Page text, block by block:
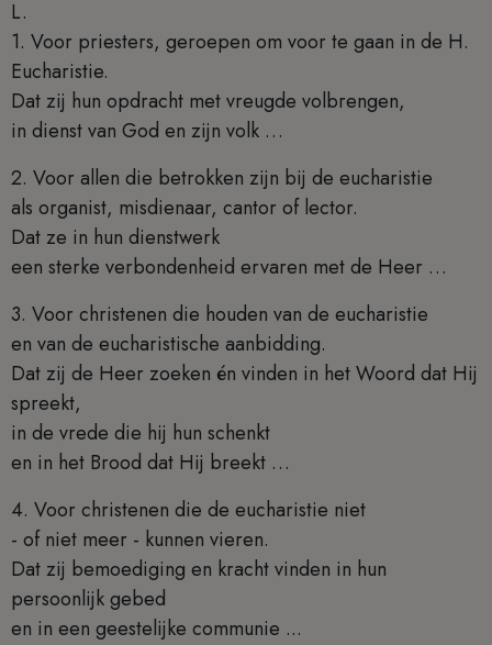
L.
1. Voor priesters, geroepen om voor te gaan in de H.
Eucharistie.
Dat zij hun opdracht met vreugde volbrengen,
in dienst van God en zijn volk …
2. Voor allen die betrokken zijn bij de eucharistie
als organist, misdienaar, cantor of lector.
Dat ze in hun dienstwerk
een sterke verbondenheid ervaren met de Heer …
3. Voor christenen die houden van de eucharistie
en van de eucharistische aanbidding.
Dat zij de Heer zoeken én vinden in het Woord dat Hij
spreekt,
in de vrede die hij hun schenkt
en in het Brood dat Hij breekt …
4. Voor christenen die de eucharistie niet
- of niet meer - kunnen vieren.
Dat zij bemoediging en kracht vinden in hun
persoonlijk gebed
en in een geestelijke communie ...